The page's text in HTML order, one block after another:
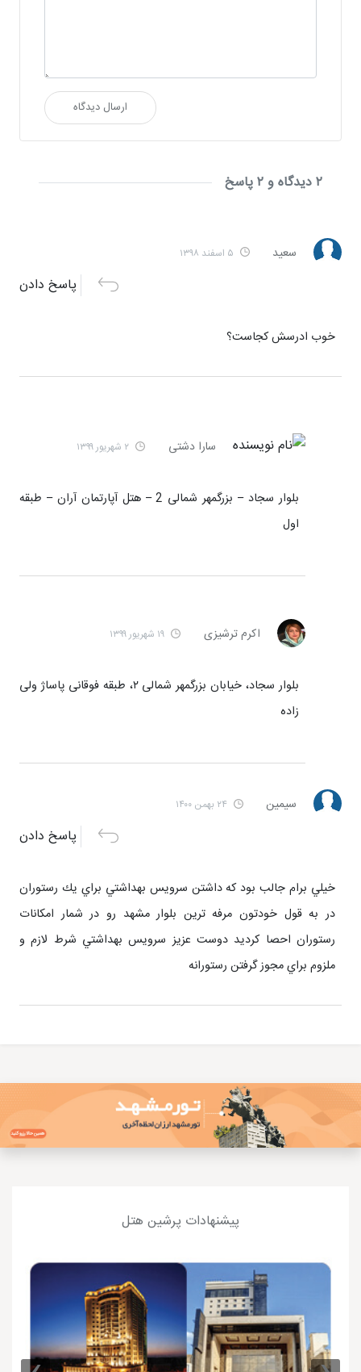
ارسال دیدگاه
۲ دیدگاه و ۲ پاسخ
سعید ۵ اسفند ۱۳۹۸
پاسخ دادن
خوب ادرسش کجاست؟
سارا دشتی ۲ شهریور ۱۳۹۹
بلوار سجاد – بزرگمهر شمالی 2 – هتل آپارتمان آران – طبقه
اول
اکرم ترشیزی ۱۹ شهریور ۱۳۹۹
بلوار سجاد، خیابان بزرگمهر شمالی ۲، طبقه فوقانی پاساژ ولی
زاده
سيمين ۲۴ بهمن ۱۴۰۰
پاسخ دادن
خيلي برام جالب بود كه داشتن سرويس بهداشتي براي يك رستوران
در به قول خودتون مرفه ترين بلوار مشهد رو در شمار امكانات
رستوران احصا كرديد دوست عزيز سرويس بهداشتي شرط لازم و
ملزوم براي مجوز گرفتن رستورانه
پیشنهادات پرشین هتل